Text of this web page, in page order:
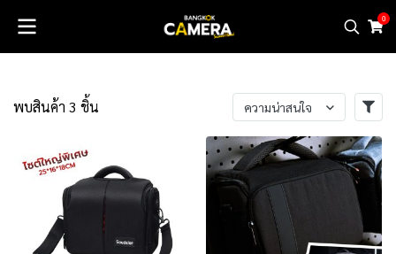
0
พบสินค้า 3 ชิ้น ความน่าสนใจ